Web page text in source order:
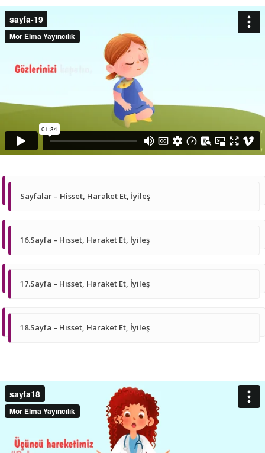
Sayfalar – Hisset, Haraket Et, İyileş
16.Sayfa – Hisset, Haraket Et, İyileş
17.Sayfa – Hisset, Haraket Et, İyileş
18.Sayfa – Hisset, Haraket Et, İyileş